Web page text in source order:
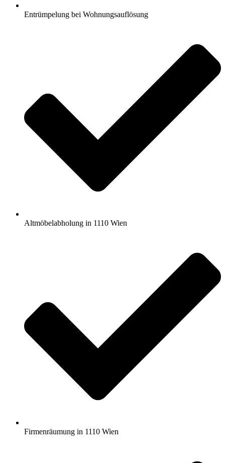
Entrümpelung bei Wohnungsauflösung
Altmöbelabholung in 1110 Wien
Firmenräumung in 1110 Wien